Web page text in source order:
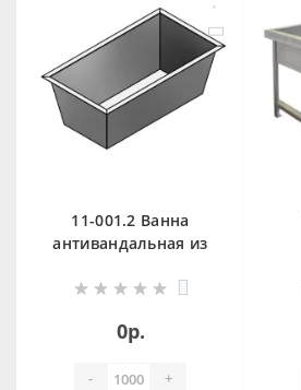
11-001.2 Ванна
антивандальная из
стали OCEANUS0
0р.
- +